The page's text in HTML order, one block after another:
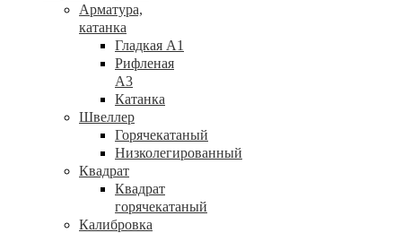
Арматура,
катанка
Гладкая А1
Рифленая
А3
Катанка
Швеллер
Горячекатаный
Низколегированный
Квадрат
Квадрат
горячекатаный
Калибровка